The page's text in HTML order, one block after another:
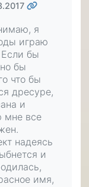
я
играю
Если бы
бы
что бы
дресуре,
и
мне все
надеясь
и
имя,